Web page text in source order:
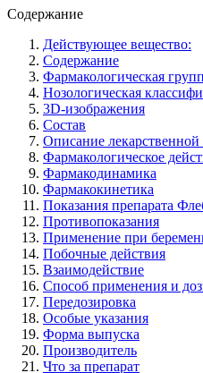
Содержание
Действующее вещество:
Содержание
Фармакологическая
Нозологическая
3D-изображения
Состав
Описание
Фармакологическое
Фармакодинамика
Фармакокинетика
Показания препарата
Противопоказания
Применение при
Побочные действия
Взаимодействие
Способ применения и
Передозировка
Особые указания
Форма выпуска
Производитель
Что за препарат